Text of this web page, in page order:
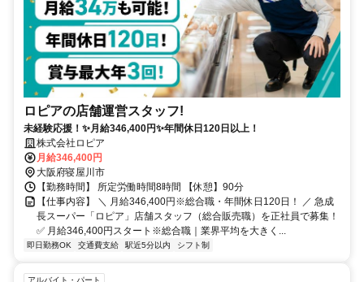
ロピアの店舗運営スタッフ!
未経験応援！✨月給346,400円✨年間休日120日以上！
株式会社ロピア
月給346,400円
大阪府寝屋川市
【勤務時間】 所定労働時間8時間 【休憩】90分
【仕事内容】 ＼ 月給346,400円※総合職・年間休日120日！ ／ 急成
長スーパー「ロピア」店舗スタッフ（総合販売職）を正社員で募集！
✅ 月給346,400円スタート※総合職｜業界平均を大きく...
即日勤務OK 交通費支給 駅近5分以内 シフト制
アルバイト・パート